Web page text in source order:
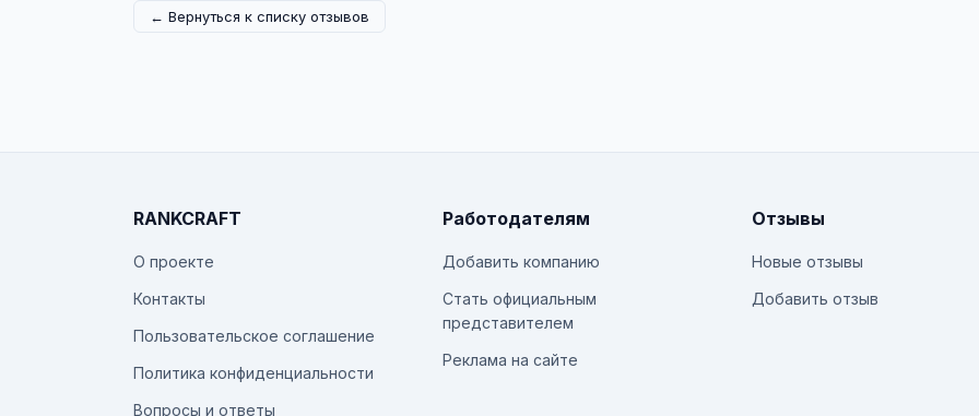
← Вернуться к списку отзывов
RANKCRAFT
О проекте
Контакты
Пользовательское соглашение
Политика конфиденциальности
Вопросы и ответы
Работодателям
Добавить компанию
Стать официальным
представителем
Реклама на сайте
Отзывы
Новые отзывы
Добавить отзыв